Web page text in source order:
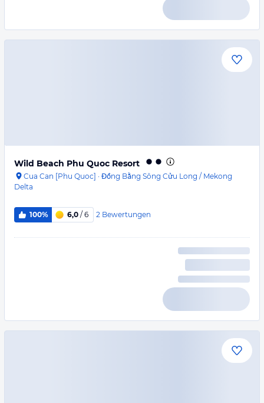
Wild Beach Phu Quoc Resort
Cua Can [Phu Quoc] · Đồng Bằng Sông Cửu Long / Mekong
Delta
100% 6,0 / 6 2 Bewertungen